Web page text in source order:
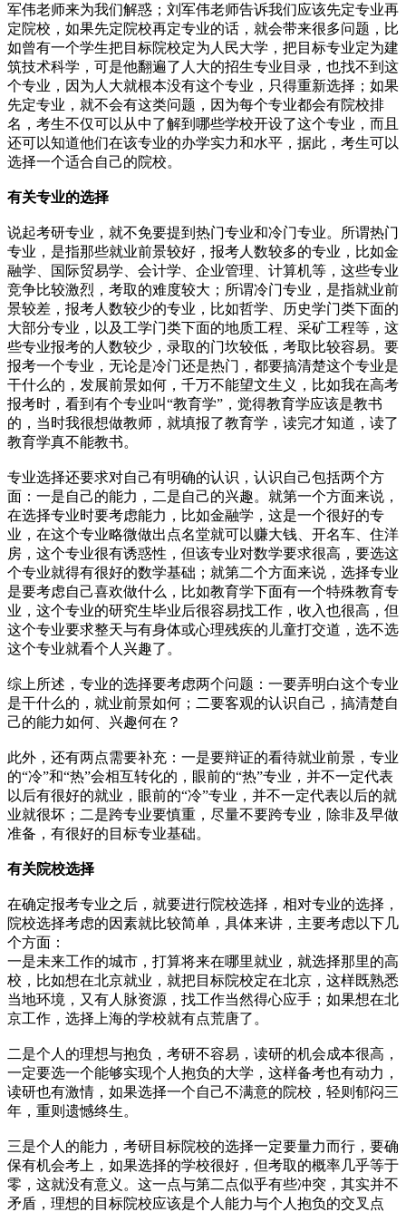
军伟老师来为我们解惑；刘军伟老师告诉我们应该先定专业再
定院校，如果先定院校再定专业的话，就会带来很多问题，比
如曾有一个学生把目标院校定为人民大学，把目标专业定为建
筑技术科学，可是他翻遍了人大的招生专业目录，也找不到这
个专业，因为人大就根本没有这个专业，只得重新选择；如果
先定专业，就不会有这类问题，因为每个专业都会有院校排
名，考生不仅可以从中了解到哪些学校开设了这个专业，而且
还可以知道他们在该专业的办学实力和水平，据此，考生可以
选择一个适合自己的院校。
有关专业的选择
说起考研专业，就不免要提到热门专业和冷门专业。所谓热门
专业，是指那些就业前景较好，报考人数较多的专业，比如金
融学、国际贸易学、会计学、企业管理、计算机等，这些专业
竞争比较激烈，考取的难度较大；所谓冷门专业，是指就业前
景较差，报考人数较少的专业，比如哲学、历史学门类下面的
大部分专业，以及工学门类下面的地质工程、采矿工程等，这
些专业报考的人数较少，录取的门坎较低，考取比较容易。要
报考一个专业，无论是冷门还是热门，都要搞清楚这个专业是
干什么的，发展前景如何，千万不能望文生义，比如我在高考
报考时，看到有个专业叫“教育学”，觉得教育学应该是教书
的，当时我很想做教师，就填报了教育学，读完才知道，读了
教育学真不能教书。
专业选择还要求对自己有明确的认识，认识自己包括两个方
面：一是自己的能力，二是自己的兴趣。就第一个方面来说，
在选择专业时要考虑能力，比如金融学，这是一个很好的专
业，在这个专业略微做出点名堂就可以赚大钱、开名车、住洋
房，这个专业很有诱惑性，但该专业对数学要求很高，要选这
个专业就得有很好的数学基础；就第二个方面来说，选择专业
是要考虑自己喜欢做什么，比如教育学下面有一个特殊教育专
业，这个专业的研究生毕业后很容易找工作，收入也很高，但
这个专业要求整天与有身体或心理残疾的儿童打交道，选不选
这个专业就看个人兴趣了。
综上所述，专业的选择要考虑两个问题：一要弄明白这个专业
是干什么的，就业前景如何；二要客观的认识自己，搞清楚自
己的能力如何、兴趣何在？
此外，还有两点需要补充：一是要辩证的看待就业前景，专业
的“冷”和“热”会相互转化的，眼前的“热”专业，并不一定代表
以后有很好的就业，眼前的“冷”专业，并不一定代表以后的就
业就很坏；二是跨专业要慎重，尽量不要跨专业，除非及早做
准备，有很好的目标专业基础。
有关院校选择
在确定报考专业之后，就要进行院校选择，相对专业的选择，
院校选择考虑的因素就比较简单，具体来讲，主要考虑以下几
个方面：
一是未来工作的城市，打算将来在哪里就业，就选择那里的高
校，比如想在北京就业，就把目标院校定在北京，这样既熟悉
当地环境，又有人脉资源，找工作当然得心应手；如果想在北
京工作，选择上海的学校就有点荒唐了。
二是个人的理想与抱负，考研不容易，读研的机会成本很高，
一定要选一个能够实现个人抱负的大学，这样备考也有动力，
读研也有激情，如果选择一个自己不满意的院校，轻则郁闷三
年，重则遗憾终生。
三是个人的能力，考研目标院校的选择一定要量力而行，要确
保有机会考上，如果选择的学校很好，但考取的概率几乎等于
零，这就没有意义。这一点与第二点似乎有些冲突，其实并不
矛盾，理想的目标院校应该是个人能力与个人抱负的交叉点